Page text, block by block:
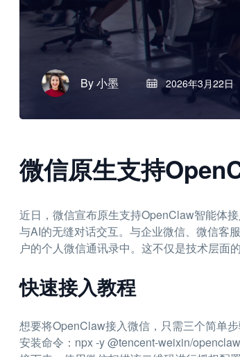
By小墨 2026年3月22日
微信原生支持
近日，微信宣布原生支持OpenClaw智能体
与AI的无缝对话交互。与企业微信、微信客
户的个人微信通讯录中。这不仅是技术层面
快速接入教程
想要将OpenClaw接入微信，只需三个简单
安装命令：npx -y @tencent-weixin/